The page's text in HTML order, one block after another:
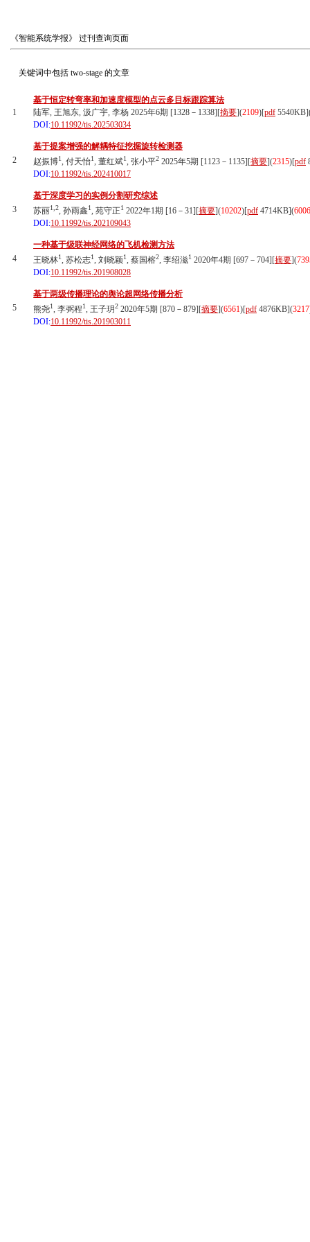
《智能系统学报》 过刊查询页面
关键词中包括 two-stage 的文章
1
基于恒定转弯率和加速度模型的点云多目标跟踪算法
陆军, 王旭东, 汲广宇, 李杨 2025年6期 [1328－1338][摘要](2109)[pdf 5540KB]
DOI:10.11992/tis.202503034
2
基于提案增强的解耦特征挖掘旋转检测器
赵振博1, 付天怡1, 董红斌1, 张小平2 2025年5期 [1123－1135][摘要](2315)[pdf
DOI:10.11992/tis.202410017
3
基于深度学习的实例分割研究综述
苏丽1,2, 孙雨鑫1, 苑守正1 2022年1期 [16－31][摘要](10202)[pdf 4714KB](6006
DOI:10.11992/tis.202109043
4
一种基于级联神经网络的飞机检测方法
王晓林1, 苏松志1, 刘晓颖1, 蔡国榕2, 李绍滋1 2020年4期 [697－704][摘要](
DOI:10.11992/tis.201908028
5
基于两级传播理论的舆论超网络传播分析
熊尧1, 李弼程1, 王子玥2 2020年5期 [870－879][摘要](6561)[pdf 4876KB](3217
DOI:10.11992/tis.201903011